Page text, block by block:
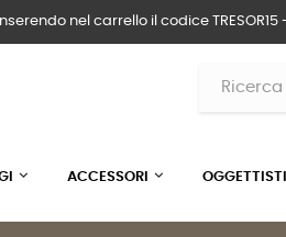
inserendo nel carrello il codice
ACCESSORI